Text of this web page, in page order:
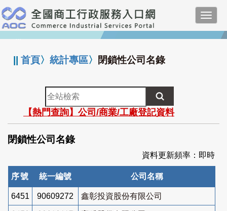
跳
到
主
要
:::
||首頁〉統計專區〉 閉鎖性公司名錄
全
站
檢
索
【熱門查詢】公司/商業/工廠登記資料
閉鎖性公司名錄
資料更新頻率：即時
序號 統一編號 公司名稱
6451 90609272 鑫彰投資股份有限公司